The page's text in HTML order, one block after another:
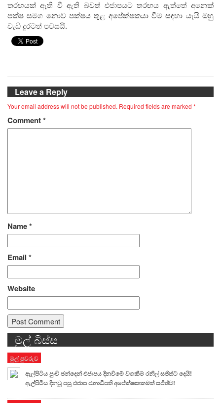
තරඟයක් ඇති වී ඇති බවත් එජාපයට තරඟය ඇත්තේ අනෙක්
පක්ෂ සමග නොව පක්ෂය තුළ අපේක්ෂකයා වීම සඳහා යැයි ඔහු
වැඩි දුරටත් පවසයි.
Leave a Reply
Your email address will not be published. Required fields are marked *
Comment*
Name*
Email *
Website
Alternative:
මුල් බිස්ස
මුල් පුවරුව
ඇල්පිටිය පුංචි ඡන්දෙන් එජාපය දිනවීමේ වගකීම රනිල් සජිත්ට දෙයි!
ඇල්පිටිය දිනවූ පසු එජාප ජනාධිපති අපේක්ෂකකමත් සජිත්ට!